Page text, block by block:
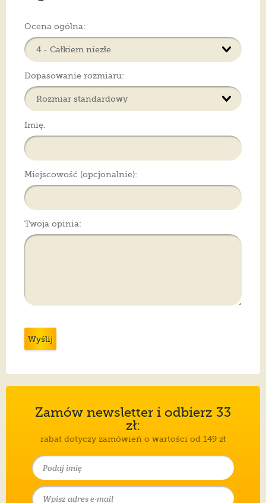
Ocena ogólna:
Dopasowanie rozmiaru:
Imię:
Miejscowość (opcjonalnie):
Twoja opinia:
Wyślij
Zamów newsletter i odbierz 33
zł:
rabat dotyczy zamówień o wartości od 149 zł